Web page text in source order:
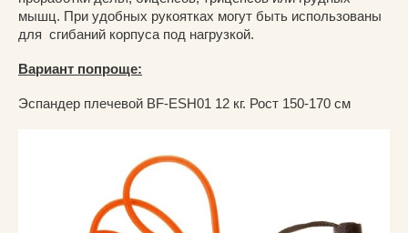
мышц. При удобных рукоятках могут быть использованы
для сгибаний корпуса под нагрузкой.
Вариант попроще:
Эспандер плечевой BF-ESH01 12 кг. Рост 150-170 см